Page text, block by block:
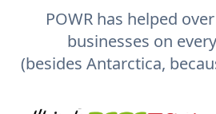
POWR has helped
businesses on
(besides Antarctica,